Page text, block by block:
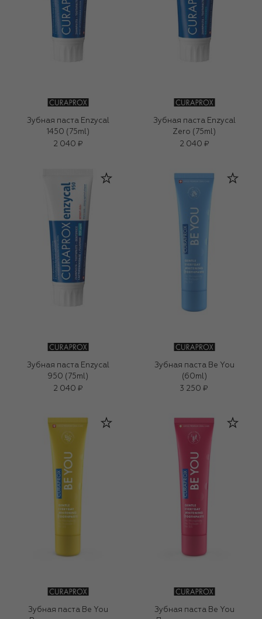
Зубная паста Enzycal
1450 (75ml)
2 040 ₽
Зубная паста Enzycal
Zero (75ml)
2 040 ₽
Зубная паста Enzycal
950 (75ml)
2 040 ₽
Зубная паста Be You
(60ml)
3 250 ₽
Зубная паста Be You
Зубная паста Be You